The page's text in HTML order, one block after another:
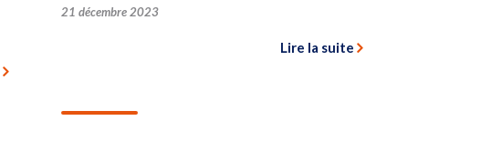
21 décembre 2023
Lire la suite